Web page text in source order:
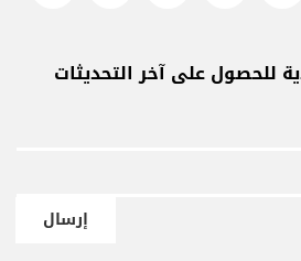
للحصول على آخر التحديثات
إرسال